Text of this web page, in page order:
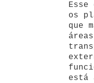
os
que
está